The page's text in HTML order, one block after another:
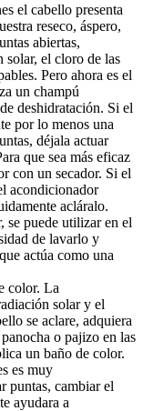
el cabello presenta
reseco, áspero,
abiertas,
solar, el cloro de las
Pero ahora es el
un champú
deshidratación. Si el
por lo menos una
déjala actuar
que sea más eficaz
con un secador. Si el
acondicionador
acláralo.
se puede utilizar en el
de lavarlo y
actúa como una
color. La
solar y el
se aclare, adquiera
o pajizo en las
un baño de color.
es muy
puntas, cambiar el
ayudara a